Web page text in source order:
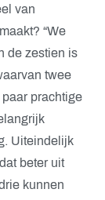
van
“We
de zestien is
twee
prachtige
Uiteindelijk
beter uit
kunnen